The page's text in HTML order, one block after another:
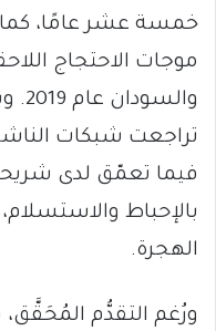
خمسة عشر عامًا،
موجات الاحتجاج
تراجعت شبكات
فيما تعمّق لدى
بالإحباط
الهجرة.
ورُغم التقدُّم المُحَقَّق،